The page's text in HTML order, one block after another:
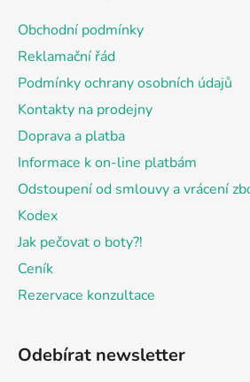
Obchodní podmínky
Reklamační řád
Podmínky ochrany osobních údajů
Kontakty na prodejny
Doprava a platba
Informace k on-line platbám
Odstoupení od smlouvy a vrácení
Kodex
Jak pečovat o boty?!
Ceník
Rezervace konzultace
Odebírat newsletter